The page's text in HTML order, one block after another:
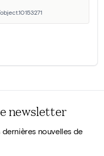
newsletter
nouvelles de